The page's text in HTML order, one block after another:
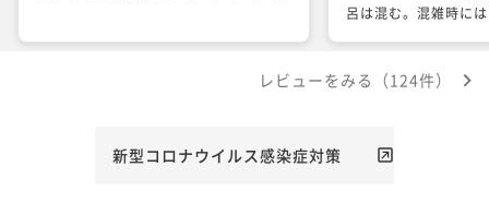
呂は混む。混雑時に
は不便極まりない。
レビューをみる（124件）
新型コロナウイルス感染症対策